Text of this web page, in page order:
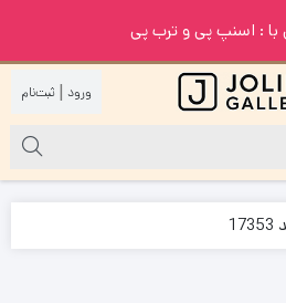
با : اسنپ پی و ترب پی
|